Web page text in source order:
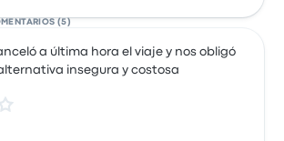
(5)
a última hora el viaje y nos obligó
insegura y costosa